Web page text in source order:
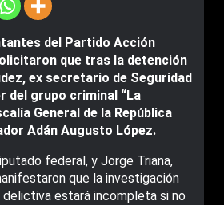
del Partido Acción
que tras la detención
ex secretario de Seguridad
del grupo criminal “La
General de la República
Adán Augusto López.
federal, y Jorge Triana,
que la investigación
estará incompleta si no